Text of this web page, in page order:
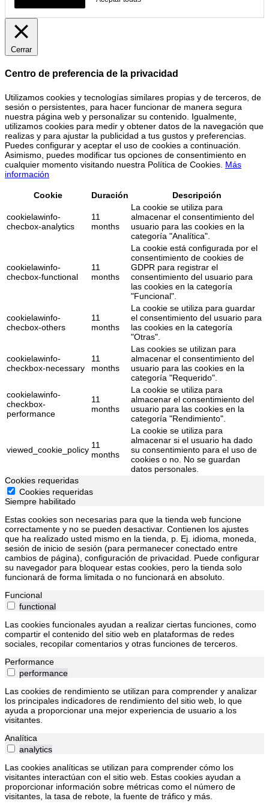
Cerrar
Centro de preferencia de la privacidad
Utilizamos cookies y tecnologías similares propias y de terceros, de
sesión o persistentes, para hacer funcionar de manera segura
nuestra página web y personalizar su contenido. Igualmente,
utilizamos cookies para medir y obtener datos de la navegación que
realizas y para ajustar la publicidad a tus gustos y preferencias.
Puedes configurar y aceptar el uso de cookies a continuación.
Asimismo, puedes modificar tus opciones de consentimiento en
cualquier momento visitando nuestra Política de Cookies. Más
información
Cookie Duración Descripción
cookielawinfo-
checbox-analytics
11
months
La cookie se utiliza para
almacenar el consentimiento del
usuario para las cookies en la
categoría "Analítica".
cookielawinfo-
checbox-functional
11
months
La cookie está configurada por el
consentimiento de cookies de
GDPR para registrar el
consentimiento del usuario para
las cookies en la categoría
"Funcional".
cookielawinfo-
checbox-others
11
months
La cookie se utiliza para guardar
el consentimiento del usuario para
las cookies en la categoría
"Otras".
cookielawinfo-
checkbox-necessary
11
months
Las cookies se utilizan para
almacenar el consentimiento del
usuario para las cookies en la
categoría "Requerido".
cookielawinfo-
checkbox-
performance
11
months
La cookie se utiliza para
almacenar el consentimiento del
usuario para las cookies en la
categoría "Rendimiento".
viewed_cookie_policy 11
months
La cookie se utiliza para
almacenar si el usuario ha dado
su consentimiento para el uso de
cookies o no. No se guardan
datos personales.
Cookies requeridas
Cookies requeridas
Siempre habilitado
Estas cookies son necesarias para que la tienda web funcione
correctamente y no se pueden desactivar. Contienen los ajustes
que ha realizado usted mismo en la tienda, p. Ej. idioma, moneda,
sesión de inicio de sesión (para permanecer conectado entre
cambios de página), configuración de privacidad. Puede configurar
su navegador para bloquear estas cookies, pero la tienda solo
funcionará de forma limitada o no funcionará en absoluto.
Funcional
functional
Las cookies funcionales ayudan a realizar ciertas funciones, como
compartir el contenido del sitio web en plataformas de redes
sociales, recopilar comentarios y otras funciones de terceros.
Performance
performance
Las cookies de rendimiento se utilizan para comprender y analizar
los principales indicadores de rendimiento del sitio web, lo que
ayuda a proporcionar una mejor experiencia de usuario a los
visitantes.
Analítica
analytics
Las cookies analíticas se utilizan para comprender cómo los
visitantes interactúan con el sitio web. Estas cookies ayudan a
proporcionar información sobre métricas como el número de
visitantes, la tasa de rebote, la fuente de tráfico y más.